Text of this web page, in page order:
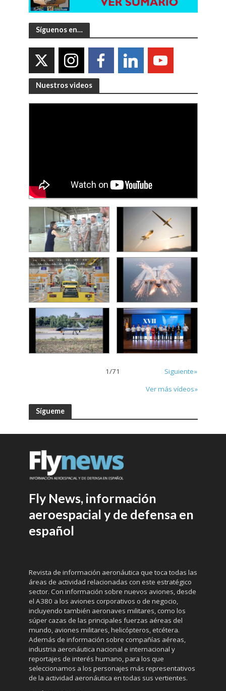
Síguenos en…
Nuestros videos
1/71
Siguiente»
Ver más vídeos»
Sígueme
Fly News, información
aeroespacial y de defensa en
español
Revista de información aeronáutica que toca todas las
áreas de actividad relacionadas con este estratégico
sector. Con información sobre nuevos aviones, desde
el A380 a los aviones corporativos o de negocio,
incluyendo también aeronaves militares, como los
súper cazas de las principales fuerzas aéreas del
mundo, aviones militares, helicópteros, etcétera.
Además de información sobre compañías aéreas,
industria aeronáutica nacional e internacional y
reportajes de interés humano, para los que
seleccionamos a los personajes más representativos
de la actividad aeronáutica en todas sus vertientes.